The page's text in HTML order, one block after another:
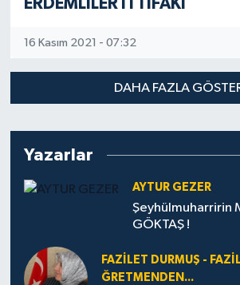
ERDEMLİLER İTTİFAKI
16 Kasım 2021 - 07:32
DAHA FAZLA
Yazarlar
AYTUR GEZER
Şeyhülmuharririn
GÖKTAŞ !
FAZILET DURMUŞ -
ĞRETMENDEN...